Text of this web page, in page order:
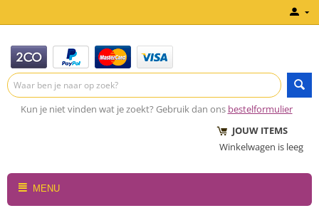
Kun je niet vinden wat je zoekt? Gebruik dan ons bestelformulier
JOUW ITEMS
Winkelwagen is leeg
MENU